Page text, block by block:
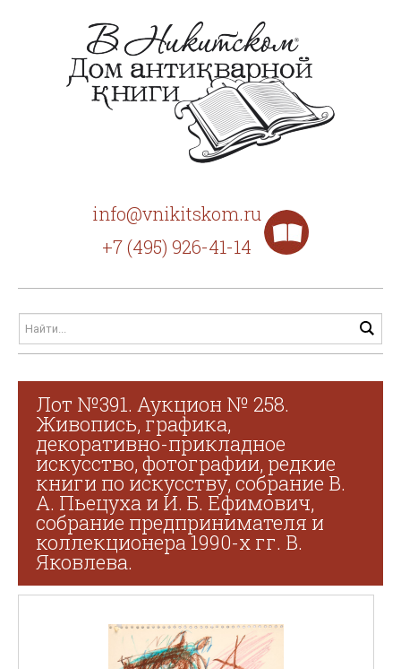
info@vnikitskom.ru
+7 (495) 926-41-14
Лот №391. Аукцион № 258.
Живопись, графика,
декоративно-прикладное
искусство, фотографии, редкие
книги по искусству, собрание В.
А. Пьецуха и И. Б. Ефимович,
собрание предпринимателя и
коллекционера 1990-х гг. В.
Яковлева.